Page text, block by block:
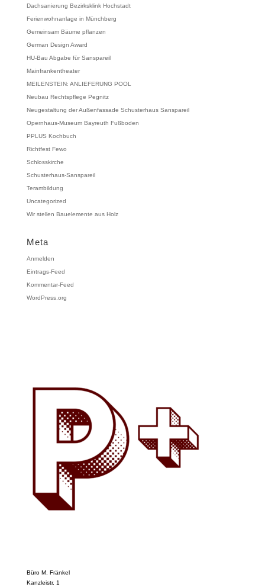
Dachsanierung Bezirksklink Hochstadt
Ferienwohnanlage in Münchberg
Gemeinsam Bäume pflanzen
German Design Award
HU-Bau Abgabe für Sanspareil
Mainfrankentheater
MEILENSTEIN: ANLIEFERUNG POOL
Neubau Rechtspflege Pegnitz
Neugestaltung der Außenfassade Schusterhaus Sanspareil
Opernhaus-Museum Bayreuth Fußboden
PPLUS Kochbuch
Richtfest Fewo
Schlosskirche
Schusterhaus-Sanspareil
Terambildung
Uncategorized
Wir stellen Bauelemente aus Holz
Meta
Anmelden
Eintrags-Feed
Kommentar-Feed
WordPress.org
Büro M. Fränkel
Kanzleistr. 1